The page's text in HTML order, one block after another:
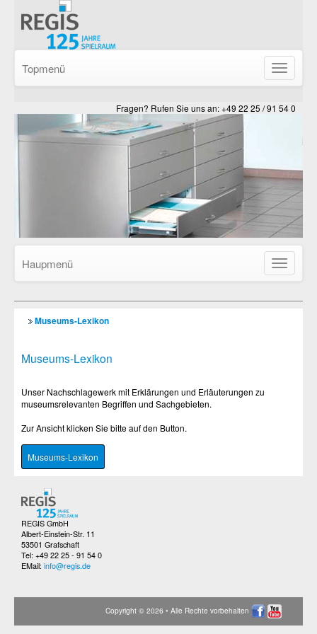
ein-/
Topmenü
Fragen? Rufen Sie uns an: +49 22 25 / 91 54 0
ein-/
Haupmenü
Museums-Lexikon
Museums-Lexikon
Unser Nachschlagewerk mit Erklärungen und Erläuterungen zu
museumsrelevanten Begriffen und Sachgebieten.
Zur Ansicht klicken Sie bitte auf den Button.
Museums-Lexikon
REGIS GmbH
Albert-Einstein-Str. 11
53501 Grafschaft
Tel: +49 22 25 - 91 54 0
EMail: info@regis.de
Copyright © 2026 • Alle Rechte vorbehalten